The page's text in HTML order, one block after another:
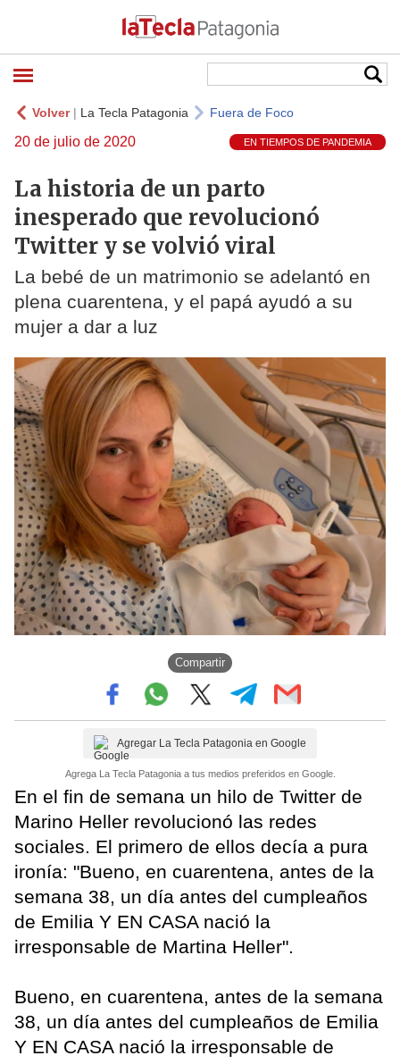
Volver| La Tecla Patagonia Fuera de Foco
20 de julio de 2020 EN TIEMPOS DE PANDEMIA
La historia de un parto
inesperado que revolucionó
Twitter y se volvió viral
La bebé de un matrimonio se adelantó en
plena cuarentena, y el papá ayudó a su
mujer a dar a luz
Compartir
Agregar La Tecla Patagonia en Google
Agrega La Tecla Patagonia a tus medios preferidos en Google.
En el fin de semana un hilo de Twitter de
Marino Heller revolucionó las redes
sociales. El primero de ellos decía a pura
ironía: "Bueno, en cuarentena, antes de la
semana 38, un día antes del cumpleaños
de Emilia Y EN CASA nació la
irresponsable de Martina Heller".
Bueno, en cuarentena, antes de la semana
38, un día antes del cumpleaños de Emilia
Y EN CASA nació la irresponsable de